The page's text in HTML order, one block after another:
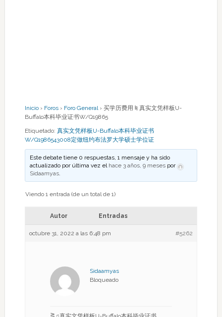
Inicio › Foros › Foro General › 买学历费用♮真实文凭样板U-
Buffalo本科毕业证书W/Q19865
Etiquetado: 真实文凭样板U-Buffalo本科毕业证书
W/Q1986543008定做纽约布法罗大学硕士学位证
Este debate tiene 0 respuestas, 1 mensaje y ha sido
actualizado por última vez el hace 3 años, 9 meses por
Sidaamyas.
Viendo 1 entrada (de un total de 1)
Autor Entradas
octubre 31, 2022 a las 6:48 pm #5262
Sidaamyas
Bloqueado